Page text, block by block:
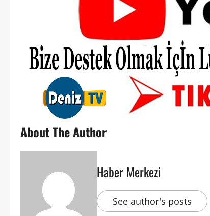
About The Author
Haber Merkezi
See author's posts